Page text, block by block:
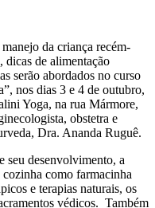
da criança recém-
dicas de alimentação
serão abordados no curso
nos dias 3 e 4 de outubro,
Yoga, na rua Mármore,
obstetra e
Dra. Ananda Ruguê.
seu desenvolvimento, a
cozinha como farmacinha
e terapias naturais, os
védicos. Também